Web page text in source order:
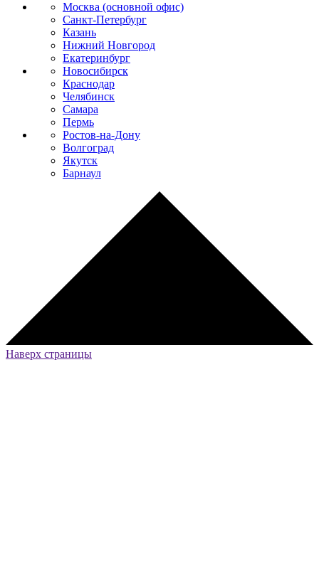
Москва (основной офис)
Санкт-Петербург
Казань
Нижний Новгород
Екатеринбург
Новосибирск
Краснодар
Челябинск
Самара
Пермь
Ростов-на-Дону
Волгоград
Якутск
Барнаул
Наверх страницы